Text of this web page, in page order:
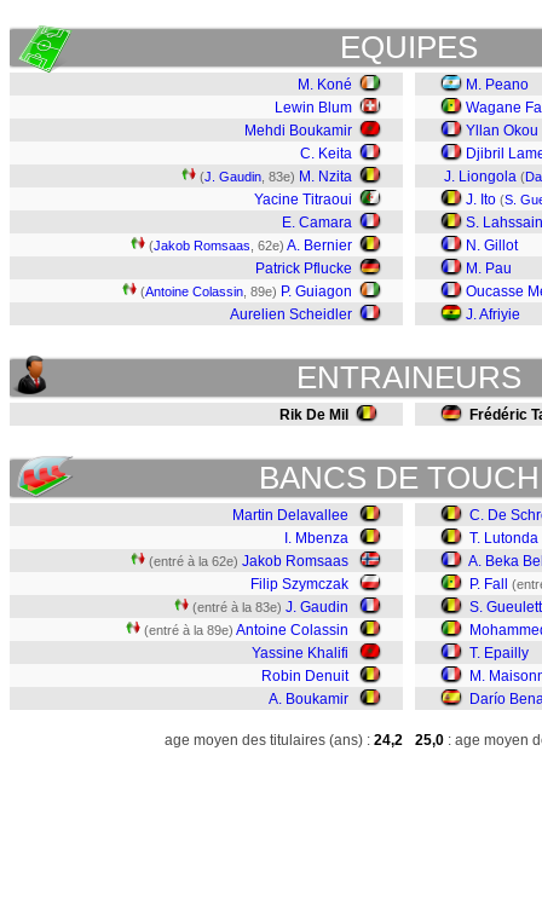
EQUIPES
M. Koné
Lewin Blum
Mehdi Boukamir
C. Keita
(J. Gaudin , 83e) M. Nzita
Yacine Titraoui
E. Camara
(Jakob Romsaas , 62e) A. Bernier
Patrick Pflucke
(Antoine Colassin , 89e) P. Guiagon
Aurelien Scheidler
M. Peano
Wagane
Yllan Okou
Djibril
J. Liongola (
J. Ito (S.
S.
N. Gillot
M. Pau
Oucasse
J. Afriyie
ENTRAINEURS
Rik De Mil Frédéric
BANCS DE
Martin Delavallee
I. Mbenza
(entré à la 62e) Jakob Romsaas
Filip Szymczak
(entré à la 83e) J. Gaudin
(entré à la 89e) Antoine Colassin
Yassine Khalifi
Robin Denuit
A. Boukamir
C. De
T. Lutonda
A. Beka
P. Fall
S.
T. Epailly
M.
Darío
age moyen des titulaires (ans) : 24,2 25,0 : age moyen